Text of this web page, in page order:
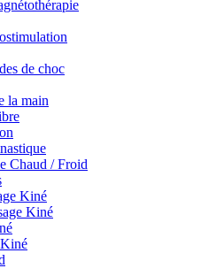
de choc
la main
Chaud / Froid
Kiné
Kiné